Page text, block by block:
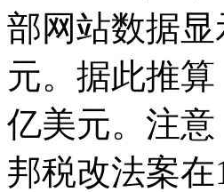
部网站数据
元。据此推
亿美元。注
邦税改法案